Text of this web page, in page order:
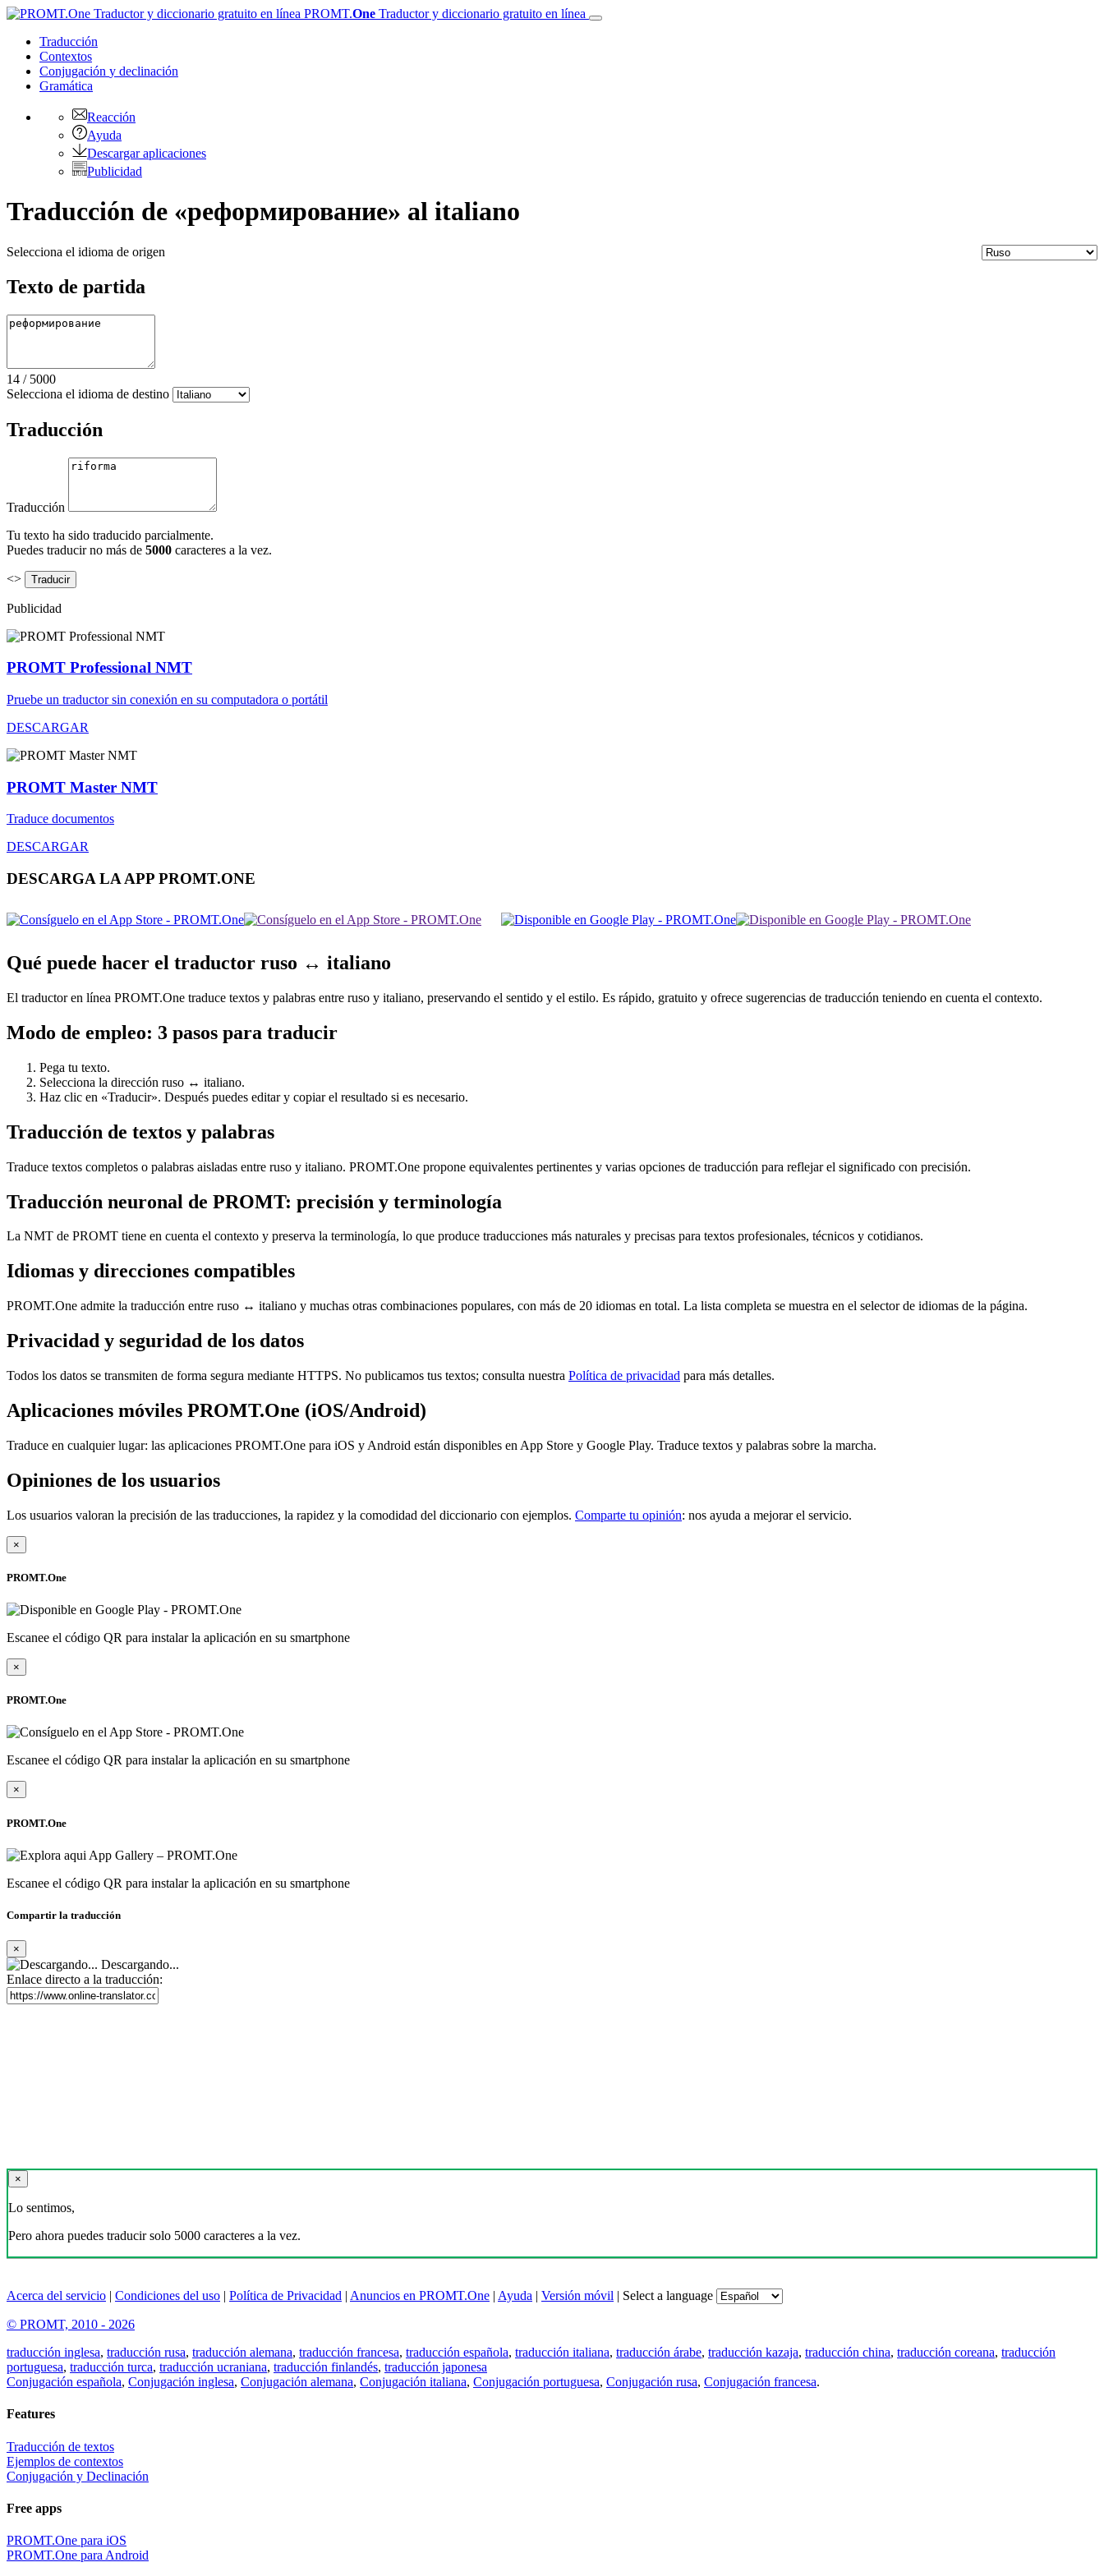
PROMT.One Traductor y diccionario gratuito en línea
Traducción
Contextos
Conjugación y declinación
Gramática
Reacción
Ayuda
Descargar aplicaciones
Publicidad
Traducción de «реформирование» al italiano
Selecciona el idioma de origen
Texto de partida
14 / 5000
Selecciona el idioma de destino
Traducción
Traducción
Tu texto ha sido traducido parcialmente.
Puedes traducir no más de 5000 caracteres a la vez.
<>
Publicidad
PROMT Professional NMT
Pruebe un traductor sin conexión en su computadora o portátil
DESCARGAR
PROMT Master NMT
Traduce documentos
DESCARGAR
DESCARGA LA APP PROMT.ONE
Qué puede hacer el traductor ruso ↔ italiano
El traductor en línea PROMT.One traduce textos y palabras entre ruso y italiano, preservando el sentido y el estilo. Es rápido, gratuito y ofrece sugerencias de traducción teniendo en cuenta el contexto.
Modo de empleo: 3 pasos para traducir
Pega tu texto.
Selecciona la dirección ruso ↔ italiano.
Haz clic en «Traducir». Después puedes editar y copiar el resultado si es necesario.
Traducción de textos y palabras
Traduce textos completos o palabras aisladas entre ruso y italiano. PROMT.One propone equivalentes pertinentes y varias opciones de traducción para reflejar el significado con precisión.
Traducción neuronal de PROMT: precisión y terminología
La NMT de PROMT tiene en cuenta el contexto y preserva la terminología, lo que produce traducciones más naturales y precisas para textos profesionales, técnicos y cotidianos.
Idiomas y direcciones compatibles
PROMT.One admite la traducción entre ruso ↔ italiano y muchas otras combinaciones populares, con más de 20 idiomas en total. La lista completa se muestra en el selector de idiomas de la página.
Privacidad y seguridad de los datos
Todos los datos se transmiten de forma segura mediante HTTPS. No publicamos tus textos; consulta nuestra Política de privacidad para más detalles.
Aplicaciones móviles PROMT.One (iOS/Android)
Traduce en cualquier lugar: las aplicaciones PROMT.One para iOS y Android están disponibles en App Store y Google Play. Traduce textos y palabras sobre la marcha.
Opiniones de los usuarios
Los usuarios valoran la precisión de las traducciones, la rapidez y la comodidad del diccionario con ejemplos. Comparte tu opinión: nos ayuda a mejorar el servicio.
×
PROMT.One
Escanee el código QR para instalar la aplicación en su smartphone
×
PROMT.One
Escanee el código QR para instalar la aplicación en su smartphone
×
PROMT.One
Escanee el código QR para instalar la aplicación en su smartphone
Compartir la traducción
×
Descargando...
Enlace directo a la traducción:
×
Lo sentimos,
Pero ahora puedes traducir solo 5000 caracteres a la vez.
Acerca del servicio | Condiciones del uso | Política de Privacidad | Anuncios en PROMT.One | Ayuda | Versión móvil | Select a language
© PROMT, 2010 - 2026
traducción inglesa, traducción rusa, traducción alemana, traducción francesa, traducción española, traducción italiana, traducción árabe, traducción kazaja, traducción china, traducción coreana, traducción
portuguesa, traducción turca, traducción ucraniana, traducción finlandés, traducción japonesa
Conjugación española, Conjugación inglesa, Conjugación alemana, Conjugación italiana, Conjugación portuguesa, Conjugación rusa, Conjugación francesa.
Features
Traducción de textos
Ejemplos de contextos
Conjugación y Declinación
Free apps
PROMT.One para iOS
PROMT.One para Android